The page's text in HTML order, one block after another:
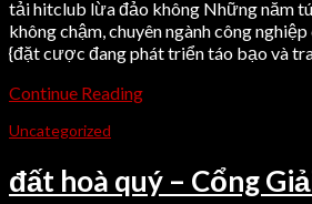
tải hitclub lừa đảo không Những năm
không chậm, chuyên ngành công
{đặt cược đang phát triển táo bạo và
Continue Reading
Uncategorized
đất hoà quý – Cổng